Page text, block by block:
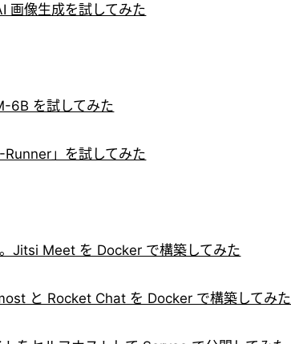
画像生成を試してみた
6B を試してみた
Runner」を試してみた
Jitsi Meet を Docker で構築してみた
と Rocket Chat を Docker で構築してみた